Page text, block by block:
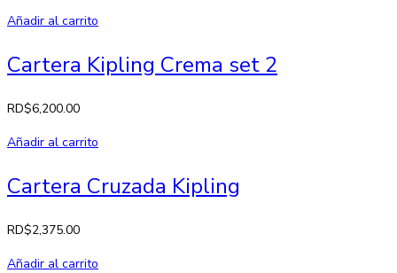
Añadir al carrito
Cartera Kipling Crema set 2
RD$6,200.00
Añadir al carrito
Cartera Cruzada Kipling
RD$2,375.00
Añadir al carrito